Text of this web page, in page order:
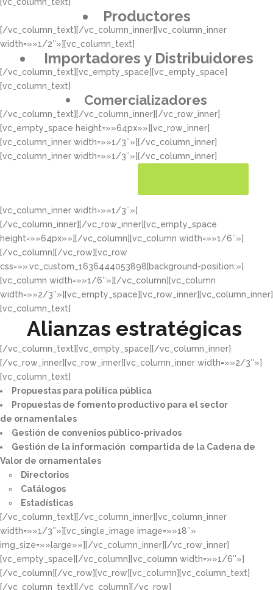
Productores
[/vc_column_text][/vc_column_inner][vc_column_inner
width=»»1/2″»][vc_column_text]
Importadores y Distribuidores
[/vc_column_text][vc_empty_space][vc_empty_space]
[vc_column_text]
Comercializadores
[/vc_column_text][/vc_column_inner][/vc_row_inner]
[vc_empty_space height=»»64px»»][vc_row_inner]
[vc_column_inner width=»»1/3″»][/vc_column_inner]
[vc_column_inner width=»»1/3″»][/vc_column_inner]
[vc_column_inner width=»»1/3″»]
[/vc_column_inner][/vc_row_inner][vc_empty_space
height=»»64px»»][/vc_column][vc_column width=»»1/6″»]
[/vc_column][/vc_row][vc_row
css=»».vc_custom_1636444053898{background-position:»]
[vc_column width=»»1/6″»][/vc_column][vc_column
width=»»2/3″»][vc_empty_space][vc_row_inner][vc_column_inner]
[vc_column_text]
Alianzas estratégicas
[/vc_column_text][vc_empty_space][/vc_column_inner]
[/vc_row_inner][vc_row_inner][vc_column_inner width=»»2/3″»]
[vc_column_text]
Propuestas para política pública​
Propuestas de fomento productivo para el sector
de ornamentales​
Gestión de convenios público-privados​
Gestión de la información compartida de la Cadena de
Valor de ornamentales​
Directorios​
Catálogos​
Estadísticas
[/vc_column_text][/vc_column_inner][vc_column_inner
width=»»1/3″»][vc_single_image image=»»18″»
img_size=»»large»»][/vc_column_inner][/vc_row_inner]
[vc_empty_space][/vc_column][vc_column width=»»1/6″»]
[/vc_column][/vc_row][vc_row][vc_column][vc_column_text]
[/vc_column_text][/vc_column][/vc_row]